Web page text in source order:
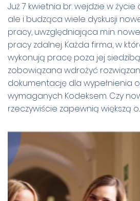
Już 7 kwietnia br. wejdzie w życie
ale i budząca wiele dyskusji
pracy, uwzględniająca m.in.
pracy zdalnej. Każda firma, w
wykonują pracę poza jej
zobowiązana wdrożyć
dokumentację dla wypełnienia
wymaganych Kodeksem. Czy
rzeczywiście zapewnią większą o...